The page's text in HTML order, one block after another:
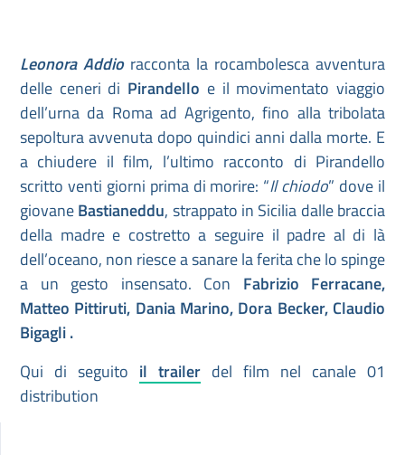
Leonora Addio racconta la rocambolesca avventura
delle ceneri di Pirandello e il movimentato viaggio
dell’urna da Roma ad Agrigento, fino alla tribolata
sepoltura avvenuta dopo quindici anni dalla morte. E
a chiudere il film, l’ultimo racconto di Pirandello
scritto venti giorni prima di morire: “Il chiodo” dove il
giovaneBastianeddu, strappato in Sicilia dalle braccia
della madre e costretto a seguire il padre al di là
dell’oceano, non riesce a sanare la ferita che lo spinge
a un gesto insensato. Con Fabrizio Ferracane,
Matteo Pittiruti, Dania Marino, Dora Becker, Claudio
Bigagli .
Qui di seguito il trailer del film nel canale 01
distribution